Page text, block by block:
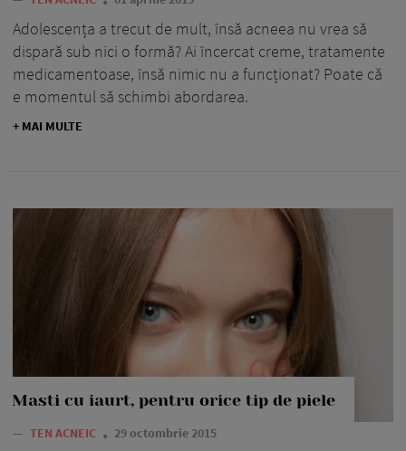
Adolescența a trecut de mult, însă acneea nu vrea să
dispară sub nici o formă? Ai încercat creme, tratamente
medicamentoase, însă nimic nu a funcționat? Poate că
e momentul să schimbi abordarea.
+ MAI MULTE
Masti cu iaurt, pentru orice tip de piele
— TEN ACNEIC 29 octombrie 2015